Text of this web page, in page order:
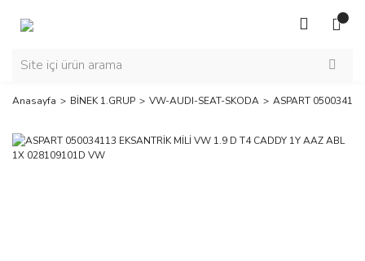
Anasayfa BİNEK 1.GRUP VW-AUDI-SEAT-SKODA ASPART